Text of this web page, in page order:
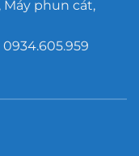
phun cát,